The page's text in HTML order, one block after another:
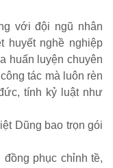
với đội ngũ nhân
huyết nghề nghiệp
huấn luyện chuyên
tác mà luôn rèn
tính kỷ luật như
Dũng bao trọn gói
phục chỉnh tề,